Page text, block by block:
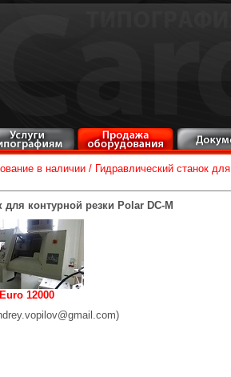
в наличии / Гидравлический станок для
для контурной резки Polar DC-M
Euro 12000
)